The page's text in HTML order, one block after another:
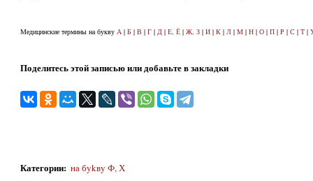
Медицинские термины на букву А | Б | В | Г | Д | Е, Ё | Ж, З | И | К | Л | М | Н | О | П | Р | С | Т |
Поделитесь этой записью или добавьте в закладки
Категории: на бykвy Ф, Х